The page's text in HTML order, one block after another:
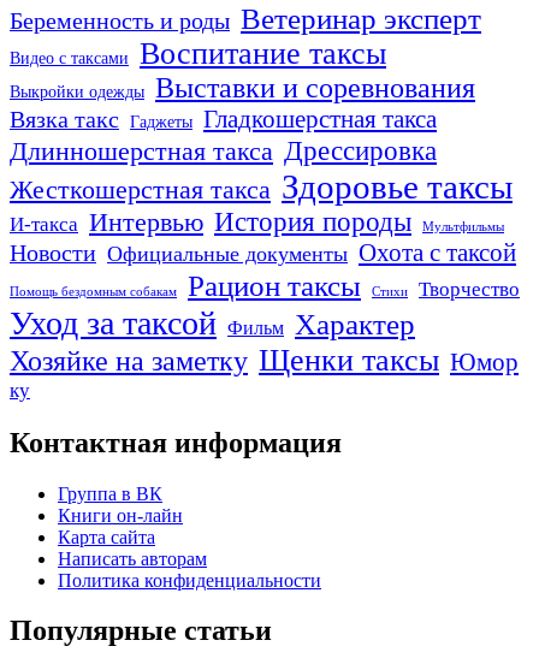
Беременность и роды Ветеринар эксперт
Видео с таксами Воспитание таксы
Выкройки одежды Выставки и соревнования
Вязка такс Гаджеты Гладкошерстная такса
Длинношерстная такса Дрессировка
Жесткошерстная такса Здоровье таксы
И-такса Интервью История породы Мультфильмы
Новости Официальные документы Охота с таксой
Помощь бездомным собакам Рацион таксы Стихи Творчество
Уход за таксой Фильм Характер
Хозяйке на заметку Щенки таксы Юмор
ку
Контактная информация
Группа в ВК
Книги он-лайн
Карта сайта
Написать авторам
Политика конфиденциальности
Популярные статьи